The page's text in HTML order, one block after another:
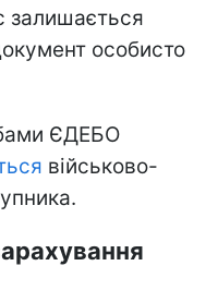
залишається
особисто
ЄДЕБО
військово-